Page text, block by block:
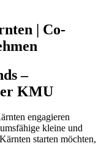
| Co-
–
KMU
engagieren
kleine und
starten möchten,